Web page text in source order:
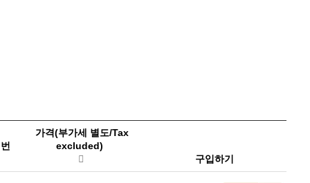
가격(부가세 별도/Tax
excluded)
구입하기